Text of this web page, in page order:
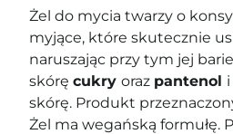
Żel do mycia twarzy o
myjące, które skutecznie
naruszając przy tym jej
skórę cukry oraz pantenol i
skórę. Produkt
Żel ma wegańską formułę.